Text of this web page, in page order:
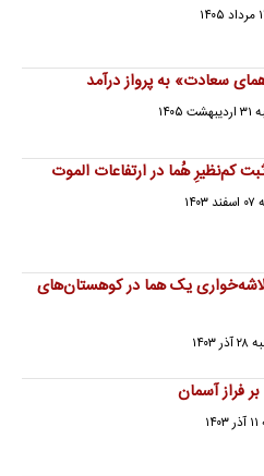
سعادت» به پرواز درآمد
کم‌نظیرِ هُما در ارتفاعات الموت
یک هما در کوهستان‌های
بر فراز آسمان